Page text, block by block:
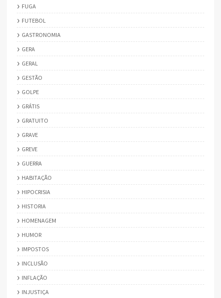
FUGA
FUTEBOL
GASTRONOMIA
GERA
GERAL
GESTÃO
GOLPE
GRÁTIS
GRATUITO
GRAVE
GREVE
GUERRA
HABITAÇÃO
HIPOCRISIA
HISTORIA
HOMENAGEM
HUMOR
IMPOSTOS
INCLUSÃO
INFLAÇÃO
INJUSTIÇA